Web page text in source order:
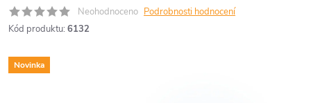
Neohodnoceno Podrobnosti hodnocení
Kód produktu: 6132
Novinka